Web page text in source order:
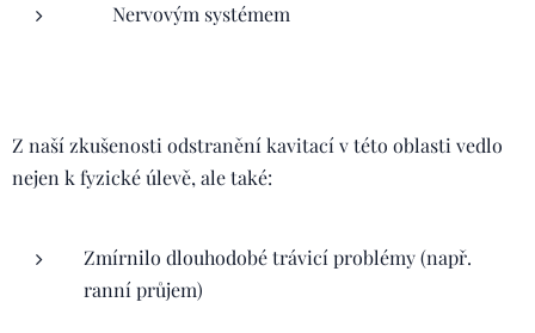
🌀 Nervovým systémem
Z naší zkušenosti odstranění kavitací v této oblasti vedlo
nejen k fyzické úlevě, ale také:
Zmírnilo dlouhodobé trávicí problémy (např.
ranní průjem)